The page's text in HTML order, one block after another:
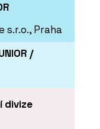
s.r.o., Praha
/
divize